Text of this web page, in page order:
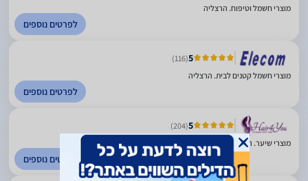
מוצרי חשמל וטיפוח. הרצליה
לפרטים נוספים
5
(116)
מוצרי חשמל קטנים לבית. הרצליה
לפרטים נוספים
5
(204)
מוצרי שיער. הרצליה
לפרטים נוספים